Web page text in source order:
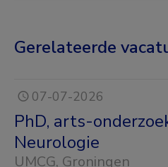
Gerelateerde
07-07-2026
PhD, arts-
Neurologie
UMCG, Groningen